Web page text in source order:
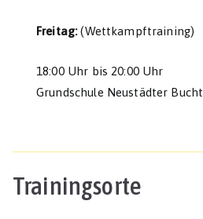
Freitag:(Wettkampftraining)
18:00 Uhr bis 20:00 Uhr
Grundschule Neustädter Bucht
Trainingsorte